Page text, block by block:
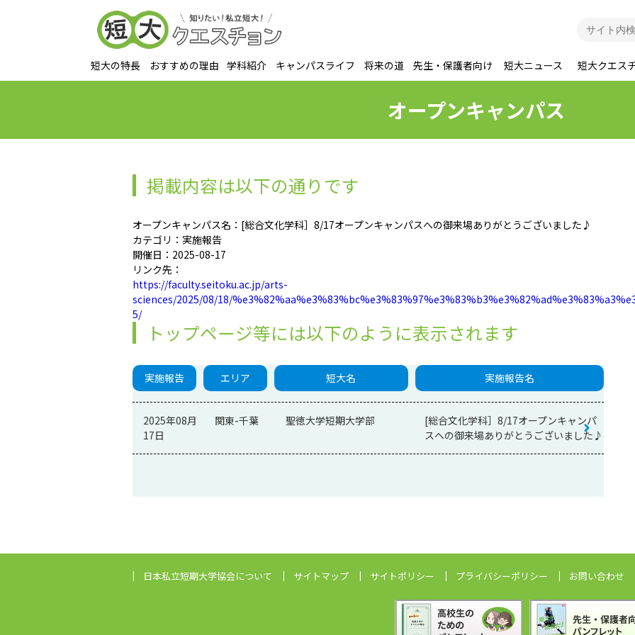
短大の特長 おすすめの理由 学科紹介 キャンパスライフ 将来の道 先生・保護者向け 短大ニュース 短大クエス
オープンキャンパス
掲載内容は以下の通りです
オープンキャンパス名：[総合文化学科］8/17オープンキャンパスへの御来場ありがとうございました♪
カテゴリ：実施報告
開催日：2025-08-17
リンク先：
https://faculty.seitoku.ac.jp/arts-
sciences/2025/08/18/
5/
トップページ等には以下のように表示されます
実施報告 エリア 短大名 実施報告名
2025年08月
17日
関東-千葉 聖徳大学短期大学部
[総合文化学科］8/17オープンキャンパ
スへの御来場ありがとうございました♪
日本私立短期大学協会について サイトマップ サイトポリシー プライバシーポリシー お問い合わせ